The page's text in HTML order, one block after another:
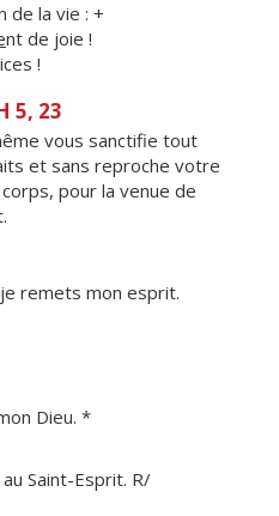
de la vie : +
nt de joie !
!
5, 23
vous sanctifie tout
et sans reproche votre
pour la venue de
remets mon esprit.
Dieu. *
Saint-Esprit. R/